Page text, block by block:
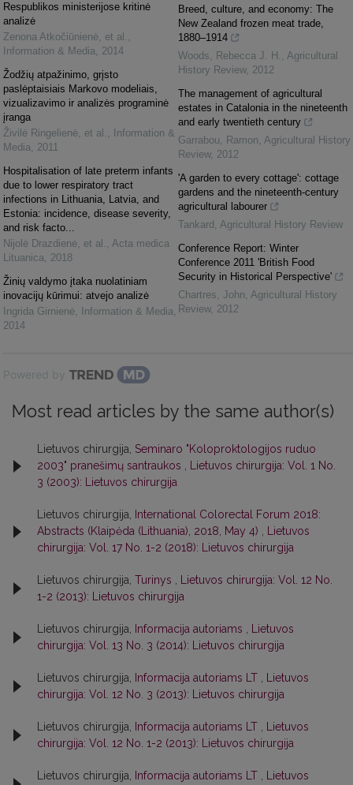
Respublikos ministerijose kritinė
analizė
Zenona Atkočiūnienė, et al. ,
Information & Media, 2014
Žodžių atpažinimo, grįsto
paslėptaisiais Markovo modeliais,
vizualizavimo ir analizės programinė
įranga
Živilė Ringelienė, et al. ,
Information &
Media, 2011
Hospitalisation of late preterm infants
due to lower respiratory tract
infections in Lithuania, Latvia, and
Estonia: incidence, disease severity,
and risk facto...
Nijolė Drazdienė, et al. , Acta medica
Lituanica, 2018
Žinių valdymo įtaka nuolatiniam
inovacijų kūrimui: atvejo analizė
Ingrida Girnienė, Information & Media,
2014
Breed, culture, and economy: The
New Zealand frozen meat trade,
1880–1914
Woods, Rebecca J. H. , Agricultural
History Review, 2012
The management of agricultural
estates in Catalonia in the nineteenth
and early twentieth century
Garrabou, Ramon, Agricultural History
Review, 2012
'A garden to every cottage': cottage
gardens and the nineteenth-century
agricultural labourer
Tankard , Agricultural History Review
Conference Report: Winter
Conference 2011 'British Food
Security in Historical Perspective'
Chartres, John, Agricultural History
Review, 2012
Powered by
Most read articles by the same author(s)
Lietuvos chirurgija, Seminaro "Koloproktologijos ruduo
2003" pranešimų santraukos
Lietuvos chirurgija: Vol. 1 No.
3 (2003): Lietuvos chirurgija
Lietuvos chirurgija,
International Colorectal Forum 2018:
Abstracts (Klaipėda (Lithuania), 2018, May 4)
Lietuvos
chirurgija: Vol. 17 No. 1-2 (2018): Lietuvos chirurgija
Lietuvos chirurgija, Turinys
Lietuvos chirurgija: Vol. 12 No.
1-2 (2013): Lietuvos chirurgija
Lietuvos chirurgija, Informacija autoriams
Lietuvos
chirurgija: Vol. 13 No. 3 (2014): Lietuvos chirurgija
Lietuvos chirurgija, Informacija autoriams LT
Lietuvos
chirurgija: Vol. 12 No. 3 (2013): Lietuvos chirurgija
Lietuvos chirurgija, Informacija autoriams LT
Lietuvos
chirurgija: Vol. 12 No. 1-2 (2013): Lietuvos chirurgija
Lietuvos chirurgija, Informacija autoriams LT
Lietuvos